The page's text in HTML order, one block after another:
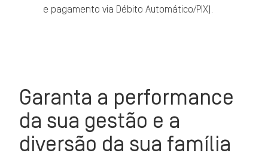
e pagamento via Débito Automático/PIX).
Garanta a performance
da sua gestão e a
diversão da sua família